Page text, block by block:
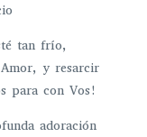
tan frío,
y resarcir
para con Vos!
adoración